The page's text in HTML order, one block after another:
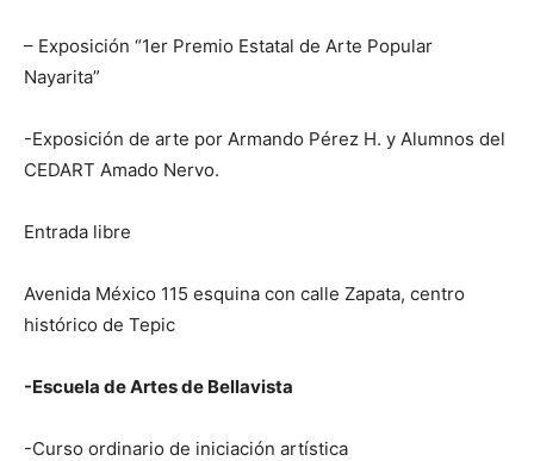
– Exposición “1er Premio Estatal de Arte Popular
Nayarita”
-Exposición de arte por Armando Pérez H. y Alumnos del
CEDART Amado Nervo.
Entrada libre
Avenida México 115 esquina con calle Zapata, centro
histórico de Tepic
-Escuela de Artes de Bellavista
-Curso ordinario de iniciación artística